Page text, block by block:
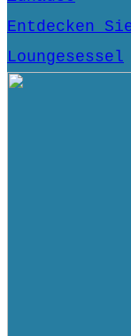
Entdecken
Loungesessel